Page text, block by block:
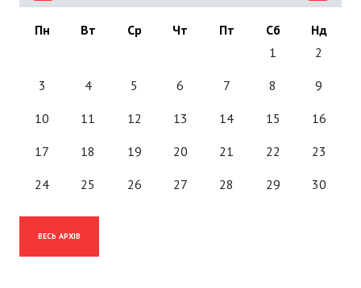
Пн Вт Ср Чт Пт Сб
Нд
1
2
3 4 5 6 7 8 9
10 11 12 13 14 15 16
17 18 19 20 21 22 23
24 25 26 27 28 29 30
ВЕСЬ АРХІВ